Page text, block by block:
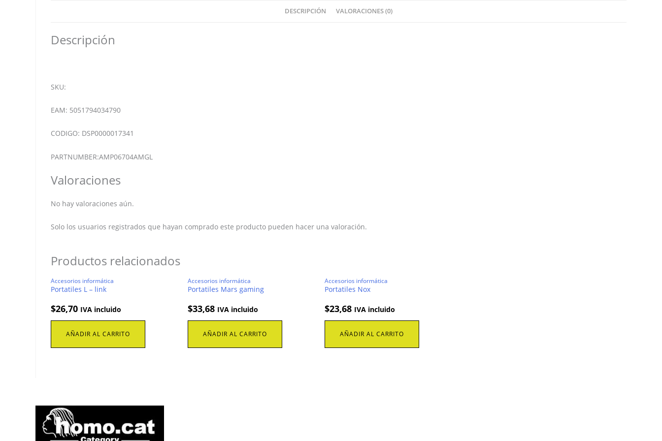
DESCRIPCIÓN VALORACIONES (0)
Descripción
SKU:
EAM: 5051794034790
CODIGO: DSP0000017341
PARTNUMBER:AMP06704AMGL
Valoraciones
No hay valoraciones aún.
Solo los usuarios registrados que hayan comprado este producto pueden hacer una valoración.
Productos relacionados
Accesorios informática
Portatiles L – link
$26,70 IVA incluido
AÑADIR AL CARRITO
Accesorios informática
Portatiles Mars gaming
$33,68 IVA incluido
AÑADIR AL CARRITO
Accesorios informática
Portatiles Nox
$23,68 IVA incluido
AÑADIR AL CARRITO